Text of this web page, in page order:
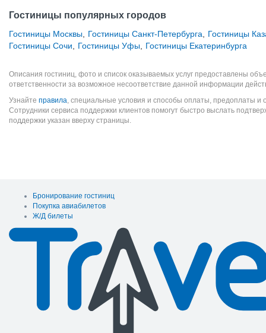
Гостиницы популярных городов
Гостиницы Москвы Гостиницы Санкт-Петербурга
Гостиницы
Гостиницы Сочи
Гостиницы Уфы Гостиницы Екатеринбурга
Описания гостиниц, фото и список оказываемых услуг предоставлены
ответственности за возможное несоответствие данной информации
Узнайте правила, специальные условия и способы оплаты, предоплаты и
Сотрудники сервиса поддержки клиентов помогут быстро выслать
поддержки указан вверху страницы.
Бронирование гостиниц
Покупка авиабилетов
Ж/Д билеты